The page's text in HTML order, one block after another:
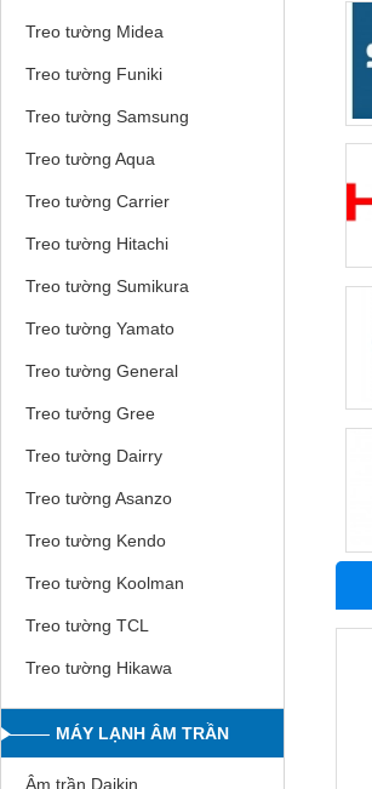
Treo tường Midea
Treo tường Funiki
Treo tường Samsung
Treo tường Aqua
Treo tường Carrier
Treo tường Hitachi
Treo tường Sumikura
Treo tường Yamato
Treo tường General
Treo tưởng Gree
Treo tường Dairry
Treo tường Asanzo
Treo tường Kendo
Treo tường Koolman
Treo tường TCL
Treo tường Hikawa
MÁY LẠNH ÂM TRẦN
Âm trần Daikin